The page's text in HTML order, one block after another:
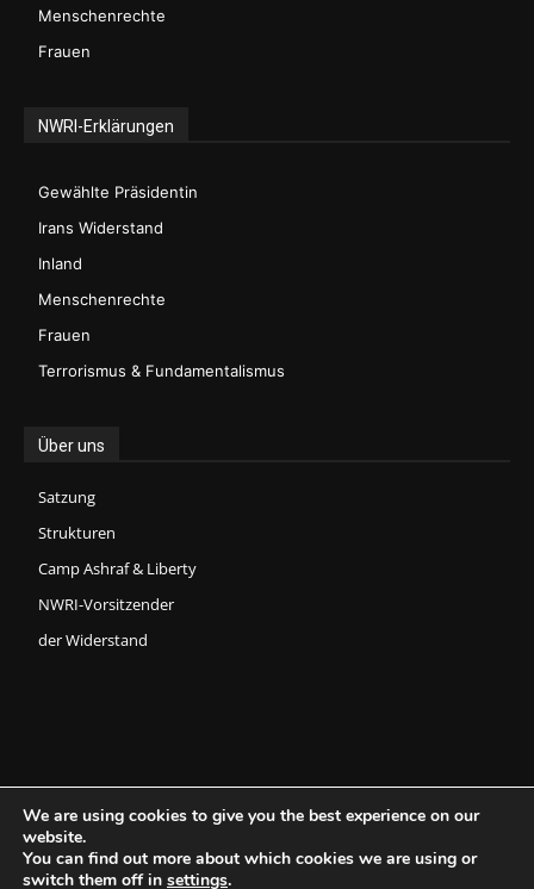
Menschenrechte
Frauen
NWRI-Erklärungen
Gewählte Präsidentin
Irans Widerstand
Inland
Menschenrechte
Frauen
Terrorismus & Fundamentalismus
Über uns
Satzung
Strukturen
Camp Ashraf & Liberty
NWRI-Vorsitzender
der Widerstand
Copyright © 2026 National Council of Resistance of Iran (NCRI) -
We are using cookies to give you the best experience on our
website.
You can find out more about which cookies we are using or
switch them off in settings.